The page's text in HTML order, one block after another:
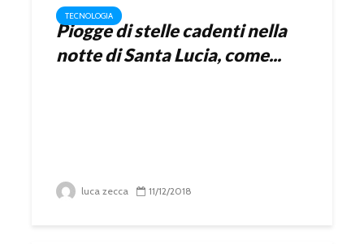
TECNOLOGIA
Piogge di stelle cadenti nella
notte di Santa Lucia, come...
luca zecca 11/12/2018